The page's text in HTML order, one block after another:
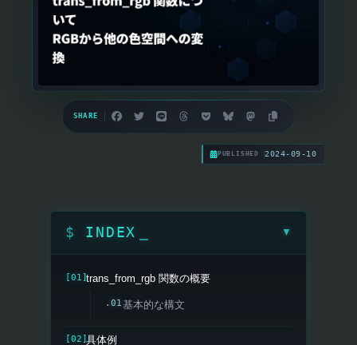
SHARE
PUBLISHED 2024-09-10
INDEX ▼
trans_from_rgb 関数の概要
基本的な構文
具体例